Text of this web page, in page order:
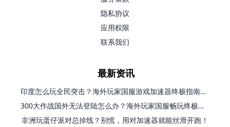
隐私协议
应用权限
联系我们
最新资讯
印度怎么玩全民突击？海外玩家国服游戏加速器终极指南（附原神延迟优化+精灵之境加速器选择）
300大作战国外无法登陆怎么办？海外玩家国服畅玩终极指南（附实测推荐）
非洲玩蛋仔派对总掉线？别慌，用对加速器就能丝滑开跑！